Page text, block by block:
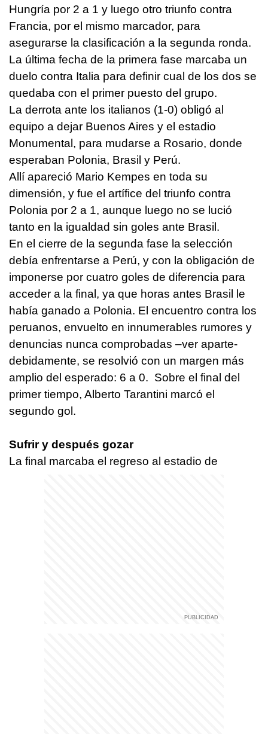
Hungría por 2 a 1 y luego otro triunfo contra
Francia, por el mismo marcador, para
asegurarse la clasificación a la segunda ronda.
La última fecha de la primera fase marcaba un
duelo contra Italia para definir cual de los dos se
quedaba con el primer puesto del grupo.
La derrota ante los italianos (1-0) obligó al
equipo a dejar Buenos Aires y el estadio
Monumental, para mudarse a Rosario, donde
esperaban Polonia, Brasil y Perú.
Allí apareció Mario Kempes en toda su
dimensión, y fue el artífice del triunfo contra
Polonia por 2 a 1, aunque luego no se lució
tanto en la igualdad sin goles ante Brasil.
En el cierre de la segunda fase la selección
debía enfrentarse a Perú, y con la obligación de
imponerse por cuatro goles de diferencia para
acceder a la final, ya que horas antes Brasil le
había ganado a Polonia. El encuentro contra los
peruanos, envuelto en innumerables rumores y
denuncias nunca comprobadas –ver aparte-
debidamente, se resolvió con un margen más
amplio del esperado: 6 a 0. Sobre el final del
primer tiempo, Alberto Tarantini marcó el
segundo gol.
Sufrir y después gozar
La final marcaba el regreso al estadio de